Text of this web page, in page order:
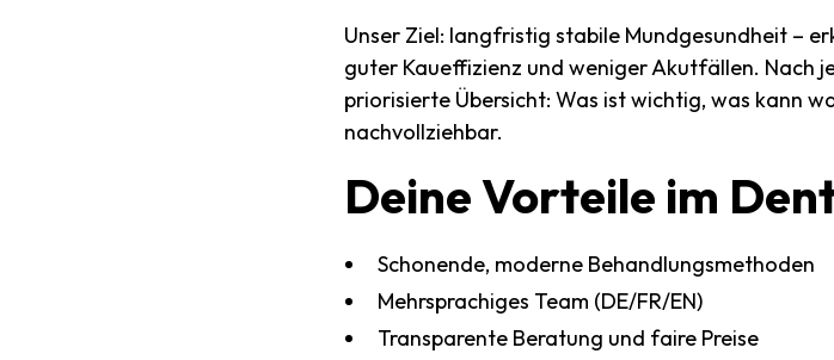
Unser Ziel: langfristig stabile Mundgesundheit –
guter Kaueffizienz und weniger Akutfällen. Nach
priorisierte Übersicht: Was ist wichtig, was kann
nachvollziehbar.
DeineVorteile im
Schonende, moderne Behandlungsmethoden
Mehrsprachiges Team (DE/FR/EN)
Transparente Beratung und faire Preise